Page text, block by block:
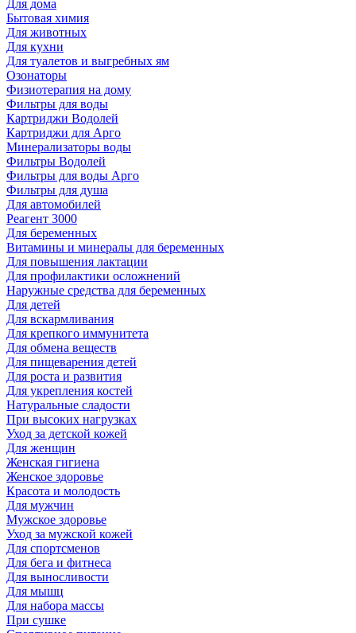
Для дома
Бытовая химия
Для животных
Для кухни
Для туалетов и выгребных ям
Озонаторы
Физиотерапия на дому
Фильтры для воды
Картриджи Водолей
Картриджи для Арго
Минерализаторы воды
Фильтры Водолей
Фильтры для воды Арго
Фильтры для душа
Для автомобилей
Реагент 3000
Для беременных
Витамины и минералы для беременных
Для повышения лактации
Для профилактики осложнений
Наружные средства для беременных
Для детей
Для вскармливания
Для крепкого иммунитета
Для обмена веществ
Для пищеварения детей
Для роста и развития
Для укрепления костей
Натуральные сладости
При высоких нагрузках
Уход за детской кожей
Для женщин
Женская гигиена
Женское здоровье
Красота и молодость
Для мужчин
Мужское здоровье
Уход за мужской кожей
Для спортсменов
Для бега и фитнеса
Для выносливости
Для мышц
Для набора массы
При сушке